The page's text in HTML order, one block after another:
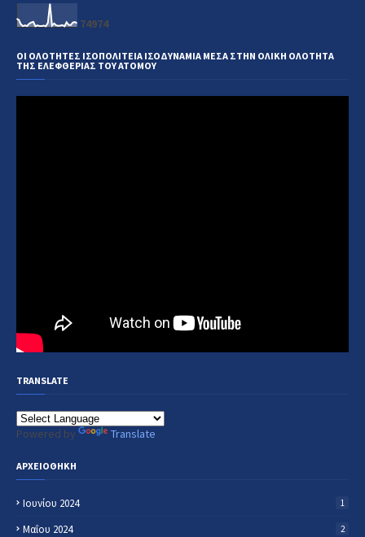
74974
ΟΙ ΟΛΟΤΗΤΕΣ ΙΣΟΠΟΛΙΤΕΙΑ ΙΣΟΔΥΝΑΜΙΑ ΜΕΣΑ ΣΤΗΝ ΟΛΙΚΗ ΟΛΟΤΗΤΑ
ΤΗΣ ΕΛΕΦΘΕΡΙΑΣ ΤΟΥ ΑΤΟΜΟΥ
TRANSLATE
Powered by Translate
ΑΡΧΕΙΟΘΗΚΗ
Ιουνίου 2024 1
Μαΐου 2024 2